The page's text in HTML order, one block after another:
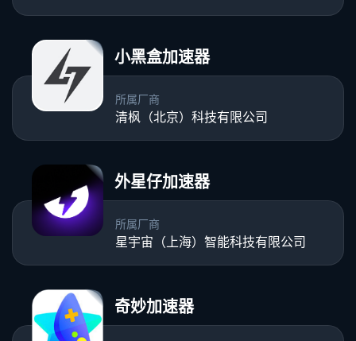
小黑盒加速器
所属厂商
清枫（北京）科技有限公司
外星仔加速器
所属厂商
星宇宙（上海）智能科技有限公司
奇妙加速器